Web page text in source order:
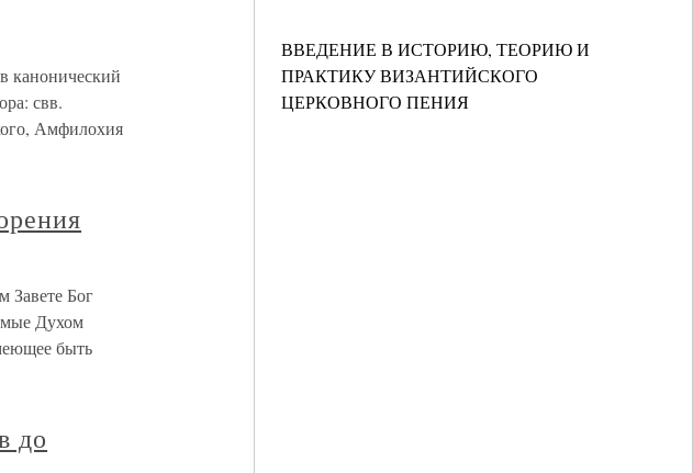
ВВЕДЕНИЕ В ИСТОРИЮ, ТЕОРИЮ И
ПРАКТИКУ ВИЗАНТИЙСКОГО
ЦЕРКОВНОГО ПЕНИЯ
канонический
свв.
Амфилохия
Завете Бог
Духом
быть
до